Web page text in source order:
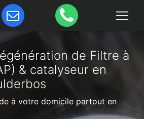
de Filtre à
& catalyseur en
à votre domicile partout en